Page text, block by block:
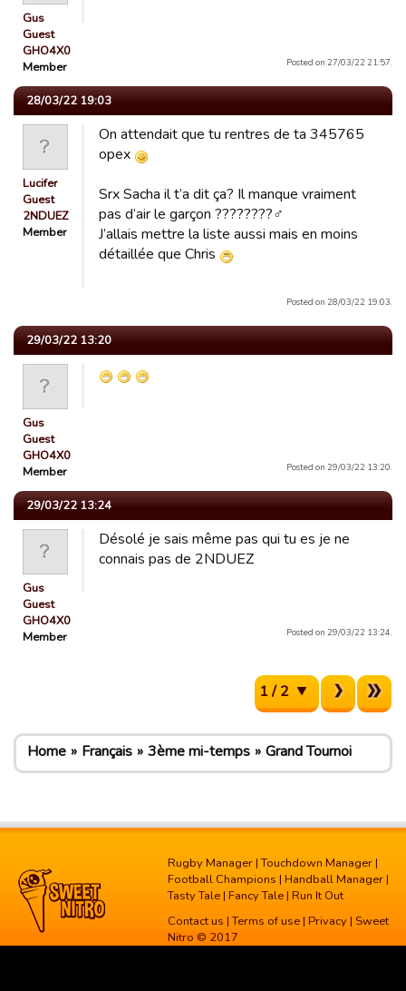
Gus
Guest
GHO4X0
Member
Posted on 27/03/22 21:57.
28/03/22 19:03
Lucifer
Guest
2NDUEZ
Member
On attendait que tu rentres de ta 345765
opex
Srx Sacha il t’a dit ça? Il manque vraiment
pas d’air le garçon ????????‍♂️
J’allais mettre la liste aussi mais en moins
détaillée que Chris
Posted on 28/03/22 19:03.
29/03/22 13:20
Gus
Guest
GHO4X0
Member
Posted on 29/03/22 13:20.
29/03/22 13:24
Gus
Guest
GHO4X0
Member
Désolé je sais même pas qui tu es je ne
connais pas de 2NDUEZ
Posted on 29/03/22 13:24.
1 / 2
Home Français 3ème mi-temps Grand Tournoi
Rugby Manager |Touchdown Manager |
Football Champions | Handball Manager |
Tasty Tale | Fancy Tale | Run It Out
Contact us |Terms of use | Privacy | Sweet
Nitro © 2017